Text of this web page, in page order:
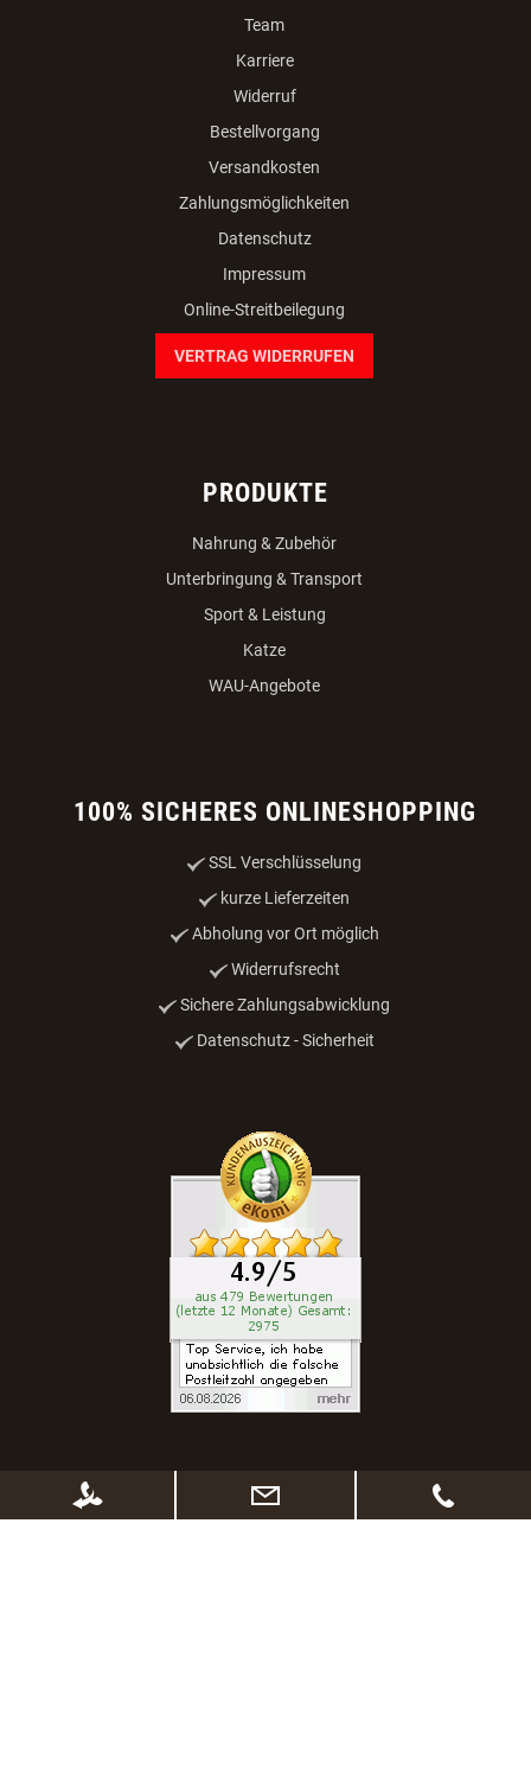
Team
Karriere
Widerruf
Bestellvorgang
Versandkosten
Zahlungsmöglichkeiten
Datenschutz
Impressum
Online-Streitbeilegung
VERTRAG WIDERRUFEN
PRODUKTE
Nahrung & Zubehör
Unterbringung & Transport
Sport & Leistung
Katze
WAU-Angebote
100% SICHERES ONLINESHOPPING
SSL Verschlüsselung
kurze Lieferzeiten
Abholung vor Ort möglich
Widerrufsrecht
Sichere Zahlungsabwicklung
Datenschutz - Sicherheit